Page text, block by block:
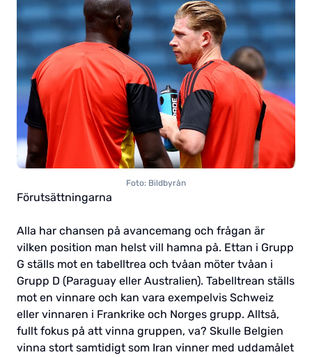
Foto: Bildbyrån
Förutsättningarna
Alla har chansen på avancemang och frågan är
vilken position man helst vill hamna på. Ettan i Grupp
G ställs mot en tabelltrea och tvåan möter tvåan i
Grupp D (Paraguay eller Australien). Tabelltrean ställs
mot en vinnare och kan vara exempelvis Schweiz
eller vinnaren i Frankrike och Norges grupp. Alltså,
fullt fokus på att vinna gruppen, va? Skulle Belgien
vinna stort samtidigt som Iran vinner med uddamålet